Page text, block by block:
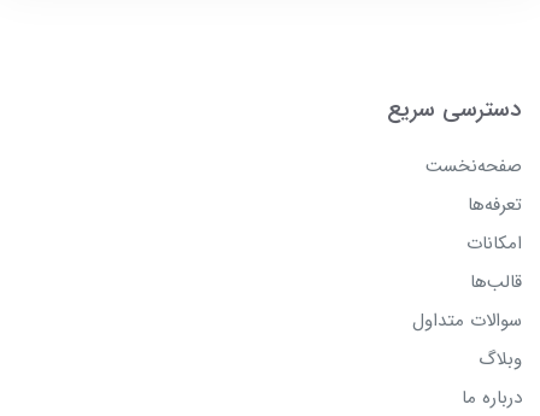
دسترسی سریع
صفحه‌نخست
تعرفه‌ها
امکانات
قالب‌ها
سوالات متداول
وبلاگ
درباره ما